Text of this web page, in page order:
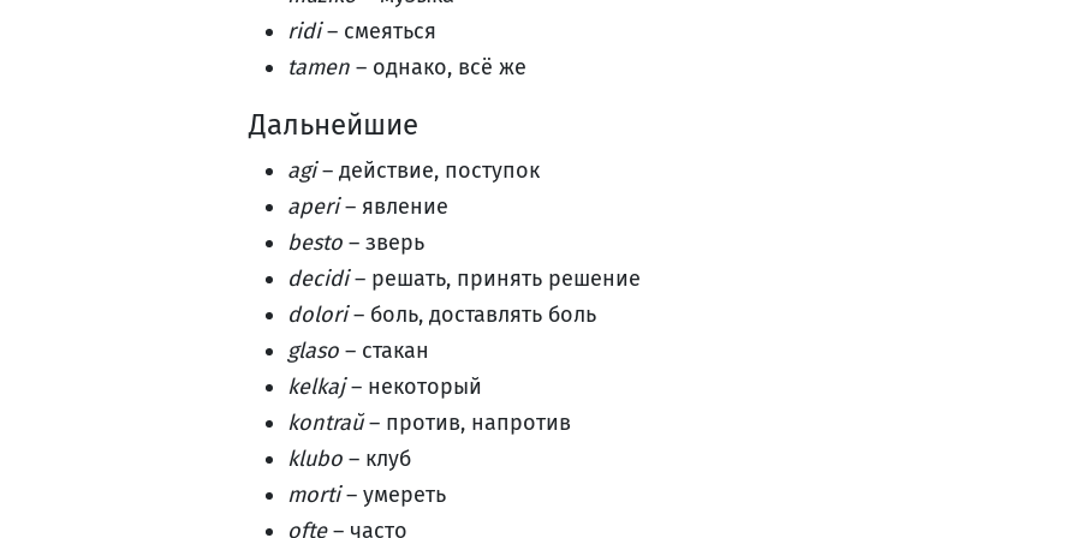
ridi– смеяться
tamen – однако, всё же
Дальнейшие
agi– действие, поступок
aperi– явление
besto – зверь
decidi– решать, принять решение
dolori– боль, доставлять боль
glaso – стакан
kelkaj– некоторый
kontraŭ– против, напротив
klubo – клуб
morti– умереть
ofte– часто